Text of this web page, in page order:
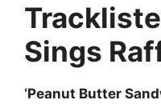
Sings
‘Peanut Butter